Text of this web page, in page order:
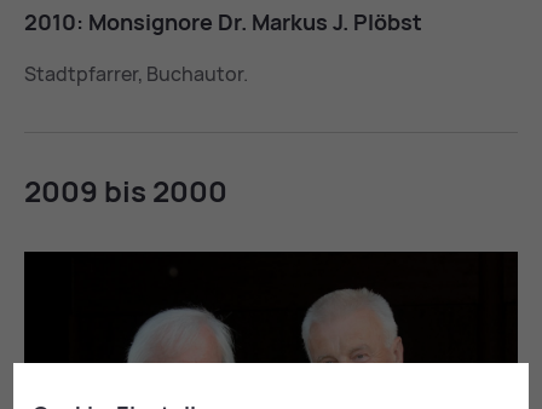
2010: Mon­si­gno­re Dr. Mar­kus J. Plöbst
Stadtpfarrer, Buchautor.
2009 bis 2000